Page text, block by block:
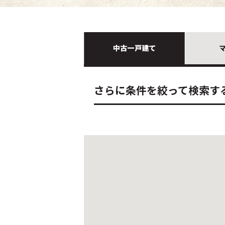
さらに条件を絞って検索す